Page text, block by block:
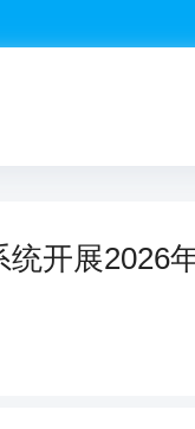
开展2026